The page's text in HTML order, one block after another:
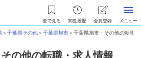
後で見る 閲覧履歴 会員登録 メニュー
＞千葉県その他＞千葉県旭市＞千葉県旭市・その他の転職
の他の転職・求人情報